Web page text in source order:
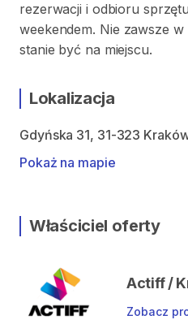
rezerwacji i odbioru
weekendem. Nie zawsze
stanie być na miejscu.
Lokalizacja
Gdyńska 31, 31-323
Pokaż na mapie
Właściciel oferty
Actiff /
Zobacz